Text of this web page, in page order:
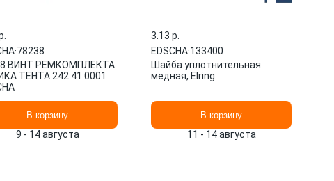
·78238
ВИНТ РЕМКОМПЛЕКТА
ТЕНТА 242 41 0001
В корзину
9 - 14 августа
3.13 p.
EDSCHA·133400
Шайба уплотнительная
медная, Elring
В корзину
11 - 14 августа